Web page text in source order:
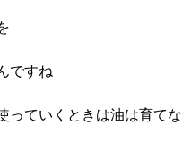
ですね
っていくときは油は育て